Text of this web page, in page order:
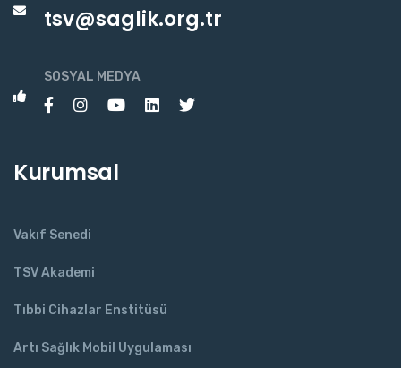
tsv@saglik.org.tr
SOSYAL MEDYA
Kurumsal
Vakıf Senedi
TSV Akademi
Tıbbi Cihazlar Enstitüsü
Artı Sağlık Mobil Uygulaması